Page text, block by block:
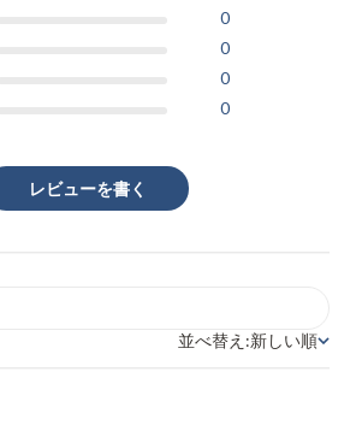
0
0
0
0
レビューを書く
並べ替え
並べ替え:新しい順